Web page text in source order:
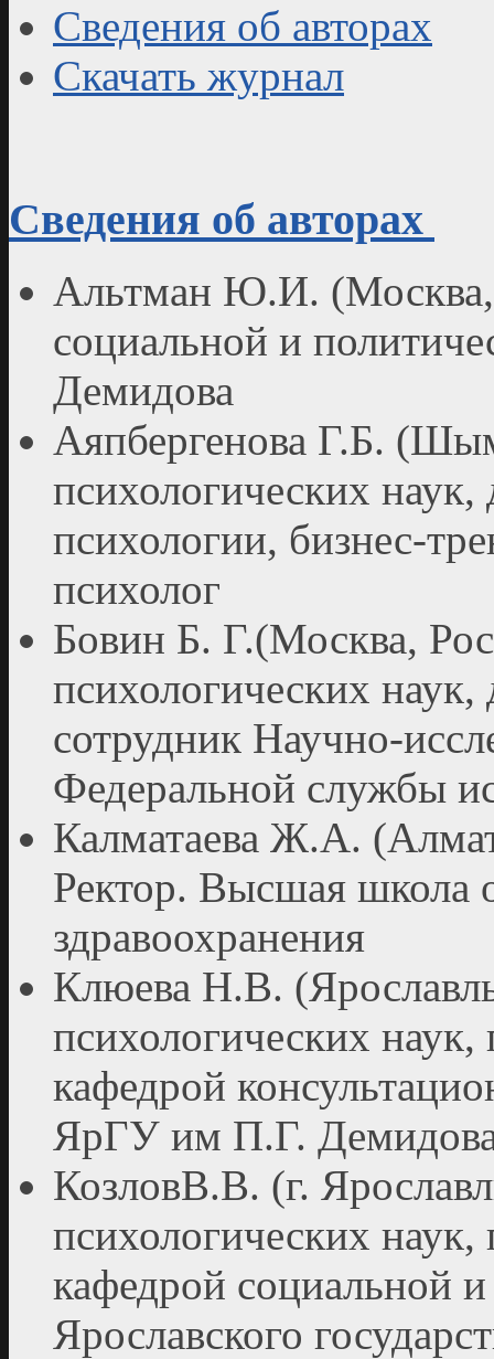
Сведения об авторах
Скачать журнал
Сведения об авторах
Альтман Ю.И. (Москва,
социальной и
Демидова
Аяпбергенова Г.Б.
психологических
психологии, бизнес-
психолог
Бовин Б. Г.(Москва,
психологических
сотрудник Научно-
Федеральной службы
Калматаева Ж.А.
Ректор. Высшая школа
здравоохранения
Клюева Н.В.
психологических
кафедрой
ЯрГУ им П.Г.
КозловВ.В. (г.
психологических
кафедрой социальной
Ярославского